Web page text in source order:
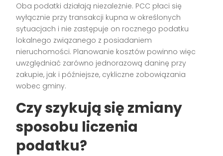
Oba podatki działają niezależnie. PCC płaci się
wyłącznie przy transakcji kupna w określonych
sytuacjach i nie zastępuje on rocznego podatku
lokalnego związanego z posiadaniem
nieruchomości. Planowanie kosztów powinno więc
uwzględniać zarówno jednorazową daninę przy
zakupie, jak i późniejsze, cykliczne zobowiązania
wobec gminy.
Czy szykują się zmiany
sposobu liczenia
podatku?